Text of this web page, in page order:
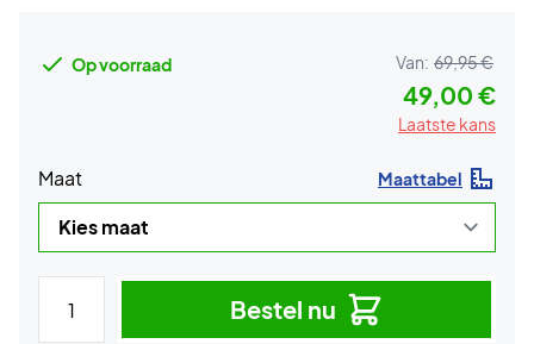
Op voorraad Van: 69,95 €
49,00 €
Laatste kans
Maat Maattabel
Bestel nu